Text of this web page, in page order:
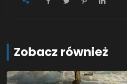
Zobacz również